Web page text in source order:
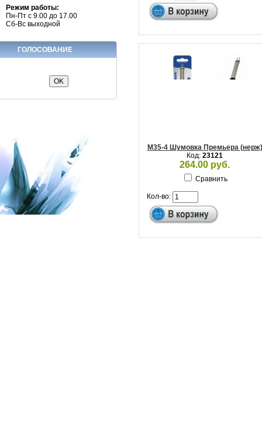
Режим работы:
Пн-Пт с 9.00 до 17.00
Сб-Вс выходной
ГОЛОСОВАНИЕ
M35-4 Шумовка Премьера (нерж)
Код: 23121
264.00 руб.
Сравнить
Кол-во: